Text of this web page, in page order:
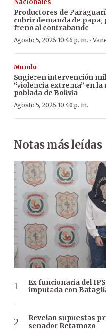
Nacionales
Productores de
cubrir demanda de papa,
freno al contrabando
Agosto 5, 2026 10:46 p. m. ·
Mundo
Sugieren intervención
“violencia extrema” en la
poblada de Bolivia
Agosto 5, 2026 10:40 p. m.
Notas más leídas
Ex funcionaria del
imputada con
Revelan supuestas
senador Retamozo